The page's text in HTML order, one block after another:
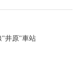
"井原"車站